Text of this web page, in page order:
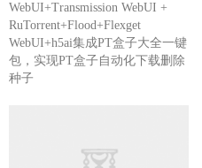
WebUI+Transmission WebUI +
RuTorrent+Flood+Flexget
WebUI+h5ai集成PT盒子大全一键
包，实现PT盒子自动化下载删除
种子